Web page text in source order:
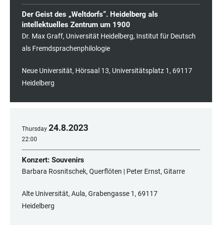
Der Geist des „Weltdorfs“. Heidelberg als
intellektuelles Zentrum um 1900
Dr. Max Graff, Universität Heidelberg, Institut für Deutsch
als Fremdsprachenphilologie
Neue Universität, Hörsaal 13, Universitätsplatz 1, 69117
Heidelberg
Thursday 24.8.2023
22:00
Konzert: Souvenirs
Barbara Rosnitschek, Querflöten | Peter Ernst, Gitarre
Alte Universität, Aula, Grabengasse 1, ​​​​​​​69117
Heidelberg